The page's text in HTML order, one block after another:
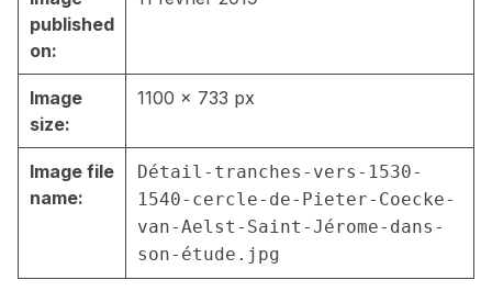
published
on:
Image
size:
1100 × 733 px
Image file
name:
Détail-tranches-vers-1530-
1540-cercle-de-Pieter-Coecke-
van-Aelst-Saint-Jérome-dans-
son-étude.jpg